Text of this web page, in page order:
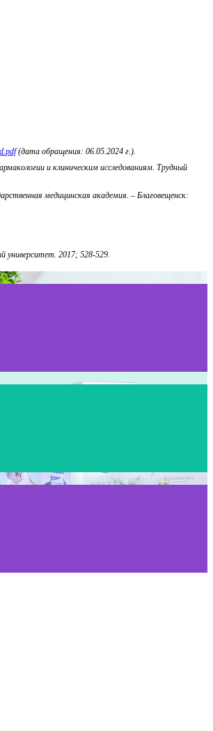
(дата обращения: 06.05.2024 г.).
и клиническим исследованиям. Трудный
медицинская академия. – Благовещенск:
университет. 2017; 528-529.